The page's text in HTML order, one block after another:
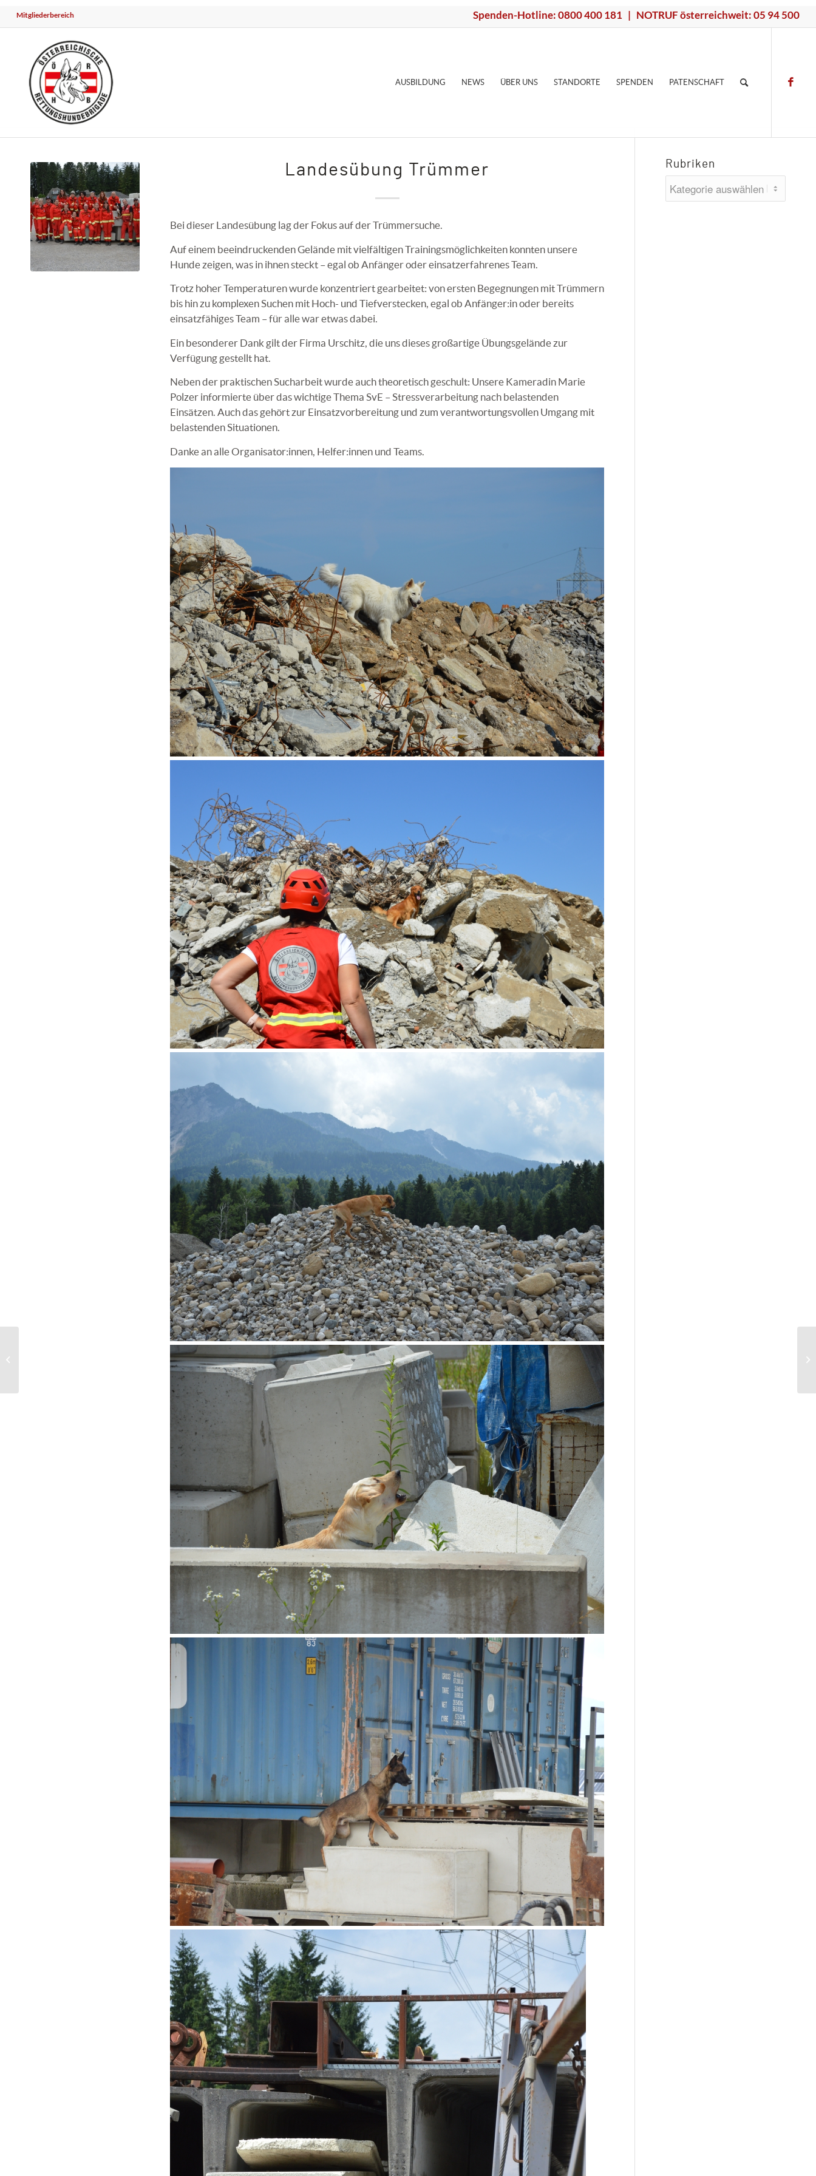
Mitgliederbereich Spenden-Hotline: 0800 400 181 | NOTRUF österreichweit: 05 94 500
AUSBILDUNG NEWS ÜBER UNS STANDORTE SPENDEN PATENSCHAFT
Landesübung Trümmer
Bei dieser Landesübung lag der Fokus auf der Trümmersuche.
Auf einem beeindruckenden Gelände mit vielfältigen Trainingsmöglichkeiten konnten unsere
Hunde zeigen, was in ihnen steckt – egal ob Anfänger oder einsatzerfahrenes Team.
Trotz hoher Temperaturen wurde konzentriert gearbeitet: von ersten Begegnungen mit Trümmern
bis hin zu komplexen Suchen mit Hoch- und Tiefverstecken, egal ob Anfänger:in oder bereits
einsatzfähiges Team – für alle war etwas dabei.
Ein besonderer Dank gilt der Firma Urschitz, die uns dieses großartige Übungsgelände zur
Verfügung gestellt hat.
Neben der praktischen Sucharbeit wurde auch theoretisch geschult: Unsere Kameradin Marie
Polzer informierte über das wichtige Thema SvE – Stressverarbeitung nach belastenden
Einsätzen. Auch das gehört zur Einsatzvorbereitung und zum verantwortungsvollen Umgang mit
belastenden Situationen.
Danke an alle Organisator:innen, Helfer:innen und Teams.
Rubriken